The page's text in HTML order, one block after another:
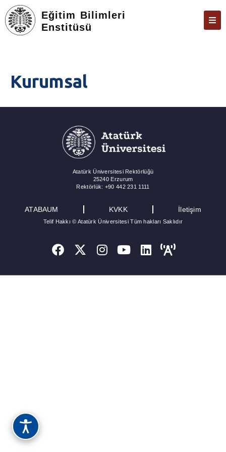
Eğitim Bilimleri
Enstitüsü
KARIYER DANIŞMANLIĞI
MEZUNLARA YÖNELIK
ULUSAL STAJ PROGRAMI
Kurumsal
Atatürk Üniversitesi Rektörlüğü
25240 Erzurum
Rektörlük: +90 442 231 1111
ATABAUM KVKK İletişim
Telif Hakkı © Atatürk Üniversitesi Tüm hakları Saklıdır